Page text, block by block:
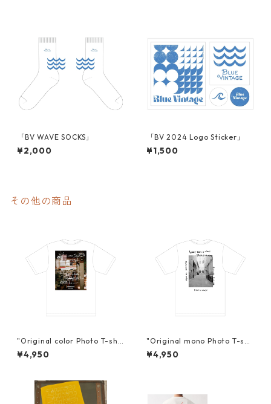
「BV WAVE SOCKS」
¥2,000
「BV 2024 Logo Sticker」
¥1,500
その他の商品
"Original color Photo T-shir
t"
¥4,950
"Original mono Photo T-shi
rt"
¥4,950